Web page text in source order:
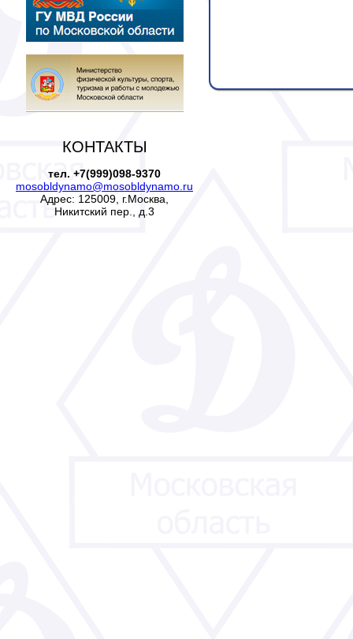
КОНТАКТЫ
тел. +7(999)098-9370
mosobldynamo@mosobldynamo.ru
Адрес: 125009, г.Москва,
Никитский пер., д.3